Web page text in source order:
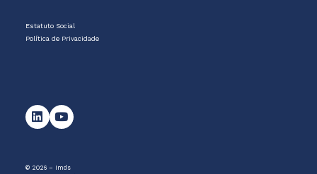
Estatuto Social
Política de Privacidade
© 2026 – Imds